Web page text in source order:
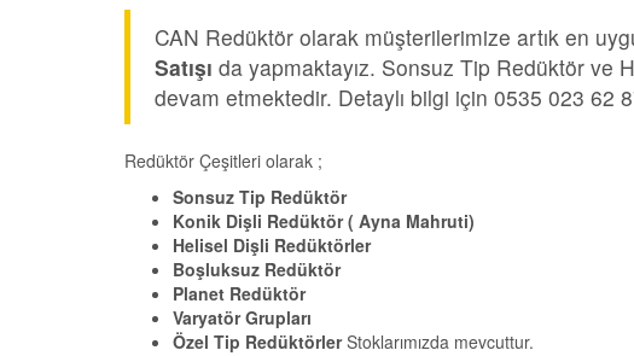
CAN Redüktör olarak müşterilerimize artık en
Satışı da yapmaktayız. Sonsuz Tip Redüktör ve
devam etmektedir. Detaylı bilgi için 0535 023 62
Redüktör Çeşitleri olarak ;
Sonsuz Tip Redüktör
Konik Dişli Redüktör ( Ayna Mahruti)
Helisel Dişli Redüktörler
Boşluksuz Redüktör
Planet Redüktör
Varyatör Grupları
Özel Tip RedüktörlerStoklarımızda mevcuttur.